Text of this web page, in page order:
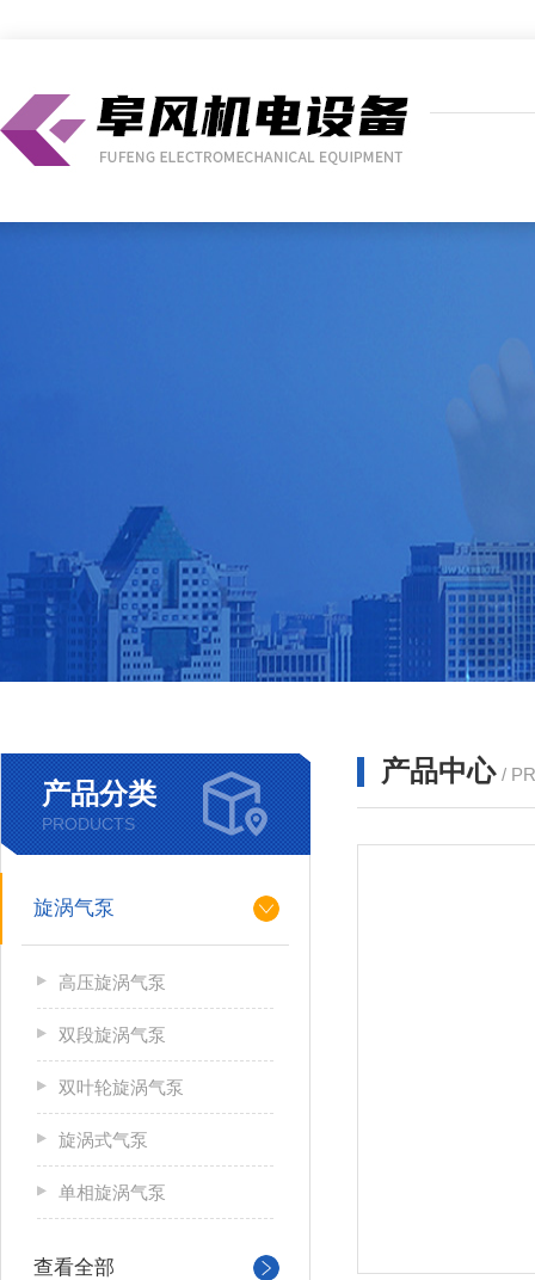
产品分类
PRODUCTS
旋涡气泵
高压旋涡气泵
双段旋涡气泵
双叶轮旋涡气泵
旋涡式气泵
单相旋涡气泵
查看全部
产品中心 /